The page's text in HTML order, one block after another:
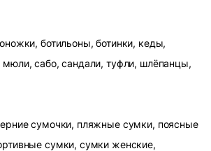
ботильоны, ботинки, кеды,
сабо, сандали, туфли, шлёпанцы,
сумочки, пляжные сумки, поясные
сумки, сумки женские,